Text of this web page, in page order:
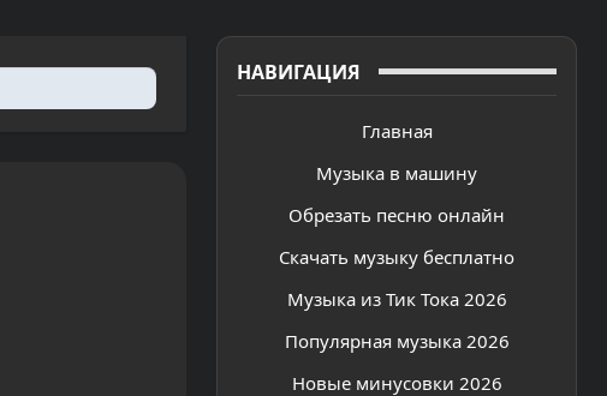
НАВИГАЦИЯ
Главная
Музыка в машину
Обрезать песню онлайн
Скачать музыку бесплатно
Музыка из Тик Тока 2026
Популярная музыка 2026
Новые минусовки 2026